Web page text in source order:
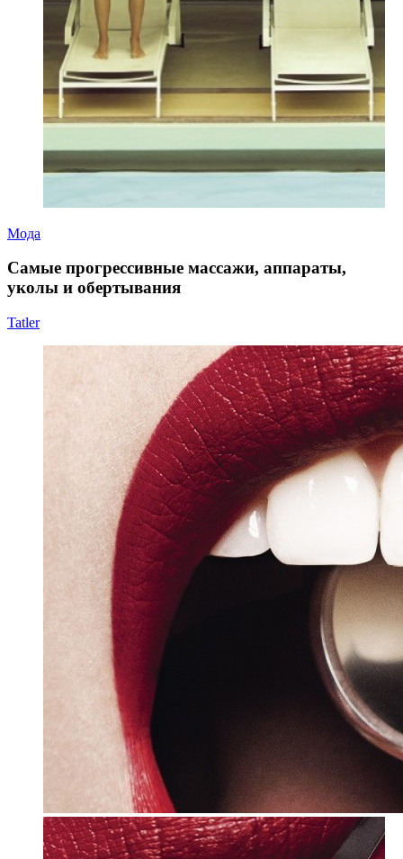
Мода
Самые прогрессивные массажи, аппараты,
уколы и обертывания
Tatler